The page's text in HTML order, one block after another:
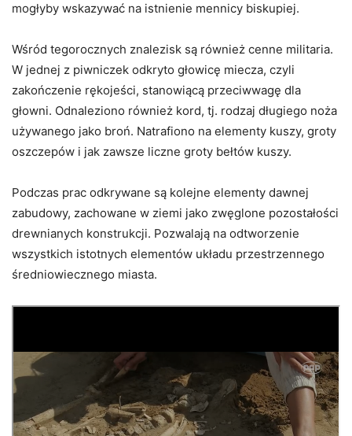
mogłyby wskazywać na istnienie mennicy biskupiej.
Wśród tegorocznych znalezisk są również cenne militaria.
W jednej z piwniczek odkryto głowicę miecza, czyli
zakończenie rękojeści, stanowiącą przeciwwagę dla
głowni. Odnaleziono również kord, tj. rodzaj długiego noża
używanego jako broń. Natrafiono na elementy kuszy, groty
oszczepów i jak zawsze liczne groty bełtów kuszy.
Podczas prac odkrywane są kolejne elementy dawnej
zabudowy, zachowane w ziemi jako zwęglone pozostałości
drewnianych konstrukcji. Pozwalają na odtworzenie
wszystkich istotnych elementów układu przestrzennego
średniowiecznego miasta.